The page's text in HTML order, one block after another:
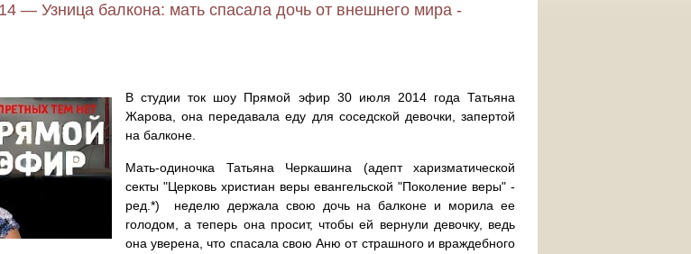
— Узница балкона: мать спасала дочь от внешнего мира -
В студии ток шоу Прямой эфир 30 июля 2014 года Татьяна
Жарова, она передавала еду для соседской девочки, запертой
на балконе.
Мать-одиночка Татьяна Черкашина (адепт харизматической
секты "Церковь христиан веры евангельской "Поколение веры" -
ред.*) неделю держала свою дочь на балконе и морила ее
голодом, а теперь она просит, чтобы ей вернули девочку, ведь
она уверена, что спасала свою Аню от страшного и враждебного